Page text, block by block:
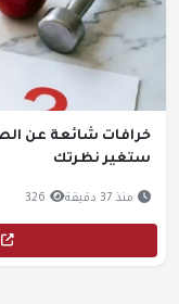
خرافات شائعة عن
ستغير نظرتك
منذ 37 دقيقة 326